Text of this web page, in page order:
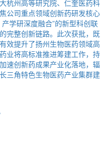
杭州高等研究院、仁奎医药科
公司重点领域创新药研发核心
学研深度融合”的新型科创联
完整创新链路。此次获批，既
效提升了扬州生物医药领域高
业将高标准推进筹建工作，持
速创新药成果产业化落地，辐
三角特色生物医药产业集群建